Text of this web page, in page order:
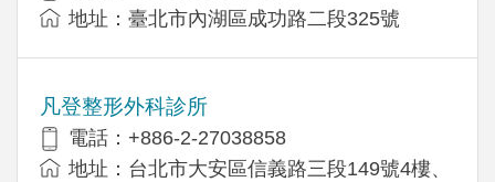
地址：臺北市內湖區成功路二段325號
凡登整形外科診所
電話：+886-2-27038858
地址：台北市大安區信義路三段149號4樓、